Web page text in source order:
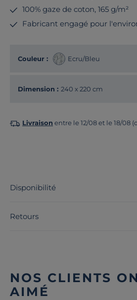
100% gaze de coton, 165 g/m²
Fabricant engagé pour
Couleur : Ecru/Bleu
Dimension : 240 x 220 cm
Livraison entre le 12/08 et le 18/08
Disponibilité
Retours
NOS CLIENTS
AIMÉ